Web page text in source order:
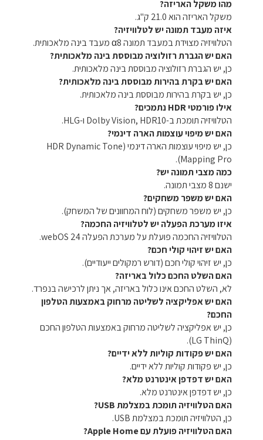
מהו משקל האריזה?
משקל האריזה הוא 21.0 ק"ג.
איזה מעבד תמונה יש לטלוויזיה?
הטלוויזיה מצוידת במעבד תמונה α8 מעבד בינה מלאכותית.
האם יש הגברת רזולוציה מבוססת בינה מלאכותית?
כן, יש הגברת רזולוציה מבוססת בינה מלאכותית.
האם יש בקרת בהירות מבוססת בינה מלאכותית?
כן, יש בקרת בהירות מבוססת בינה מלאכותית.
אילו פורמטי HDR נתמכים?
הטלוויזיה תומכת ב-Dolby Vision, HDR10 ו-HLG.
האם יש מיפוי עוצמות הארה דינמי?
כן, יש מיפוי עוצמות הארה דינמי (HDR Dynamic Tone
Mapping Pro).
כמה מצבי תמונה יש?
ישנם 8 מצבי תמונה.
האם יש משפר משחקים?
כן, יש משפר משחקים (לוח המחוונים של המשחק).
איזו מערכת הפעלה יש לטלוויזיה החכמה?
הטלוויזיה החכמה פועלת על מערכת הפעלה webOS 24.
האם יש זיהוי קולי חכם?
כן, יש זיהוי קולי חכם (דורש רמקולים ייעודיים).
האם השלט החכם כלול באריזה?
לא, השלט החכם אינו כלול באריזה, אך ניתן לרכישה בנפרד.
האם יש אפליקציה לשליטה מרחוק באמצעות הטלפון
החכם?
כן, יש אפליקציה לשליטה מרחוק באמצעות הטלפון החכם
(LG ThinQ).
האם יש פקודות קוליות ללא ידיים?
כן, יש פקודות קוליות ללא ידיים.
האם יש דפדפן אינטרנט מלא?
כן, יש דפדפן אינטרנט מלא.
האם הטלוויזיה תומכת במצלמת USB?
כן, הטלוויזיה תומכת במצלמת USB.
האם הטלוויזיה פועלת עם Apple Home?